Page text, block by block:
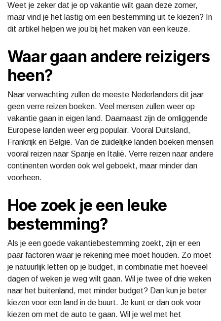
Weet je zeker dat je op vakantie wilt gaan deze zomer,
maar vind je het lastig om een bestemming uit te kiezen? In
dit artikel helpen we jou bij het maken van een keuze.
Waar gaan andere reizigers
heen?
Naar verwachting zullen de meeste Nederlanders dit jaar
geen verre reizen boeken. Veel mensen zullen weer op
vakantie gaan in eigen land. Daarnaast zijn de omliggende
Europese landen weer erg populair. Vooral Duitsland,
Frankrijk en België. Van de zuidelijke landen boeken mensen
vooral reizen naar Spanje en Italië. Verre reizen naar andere
continenten worden ook wel geboekt, maar minder dan
voorheen.
Hoe zoek je een leuke
bestemming?
Als je een goede vakantiebestemming zoekt, zijn er een
paar factoren waar je rekening mee moet houden. Zo moet
je natuurlijk letten op je budget, in combinatie met hoeveel
dagen of weken je weg wilt gaan. Wil je twee of drie weken
naar het buitenland, met minder budget? Dan kun je beter
kiezen voor een land in de buurt. Je kunt er dan ook voor
kiezen om met de auto te gaan. Wil je wel met het